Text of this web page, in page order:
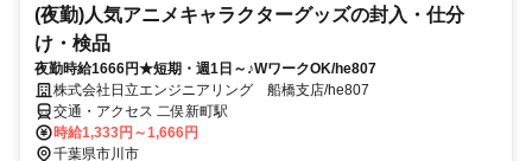
(夜勤)人気アニメキャラクターグッズの封入・仕分
け・検品
夜勤時給1666円★短期・週1日～♪WワークOK/he807
株式会社日立エンジニアリング 船橋支店/he807
交通・アクセス 二俣新町駅
時給1,333円～1,666円
千葉県市川市